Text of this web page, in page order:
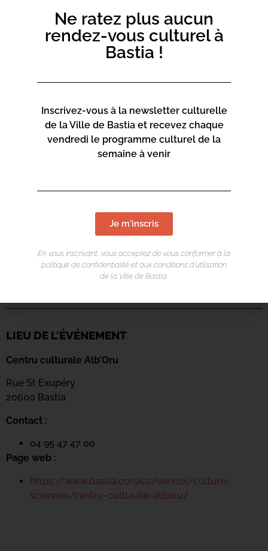
3€ pour les enfants
5€ pour les adultes
LIEU DE L'ÉVÉNEMENT
Centru culturale Alb’Oru
Rue St Exupéry
20600 Bastia
Contact :
04 95 47 47 00
Page web :
https://www.bastia.corsica/servizii/culture-
sciences/centru-culturale-alboru/
Ne ratez plus aucun
rendez-vous culturel à
Bastia !
Inscrivez-vous à la newsletter culturelle
de la Ville de Bastia et recevez chaque
vendredi le programme culturel de la
semaine à venir
Je m'inscris
En vous inscrivant, vous acceptez de vous conformer à la
politique de confidentialité et aux conditions d’utilisation
de la Ville de Bastia.